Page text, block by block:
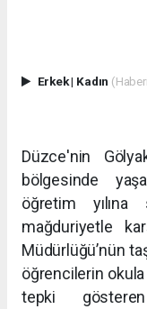
Erkek| Kadın
Düzce'nin
bölgesinde
öğretim
mağduriyetle
Müdürlüğü’nün
öğrencilerin okula
tepki